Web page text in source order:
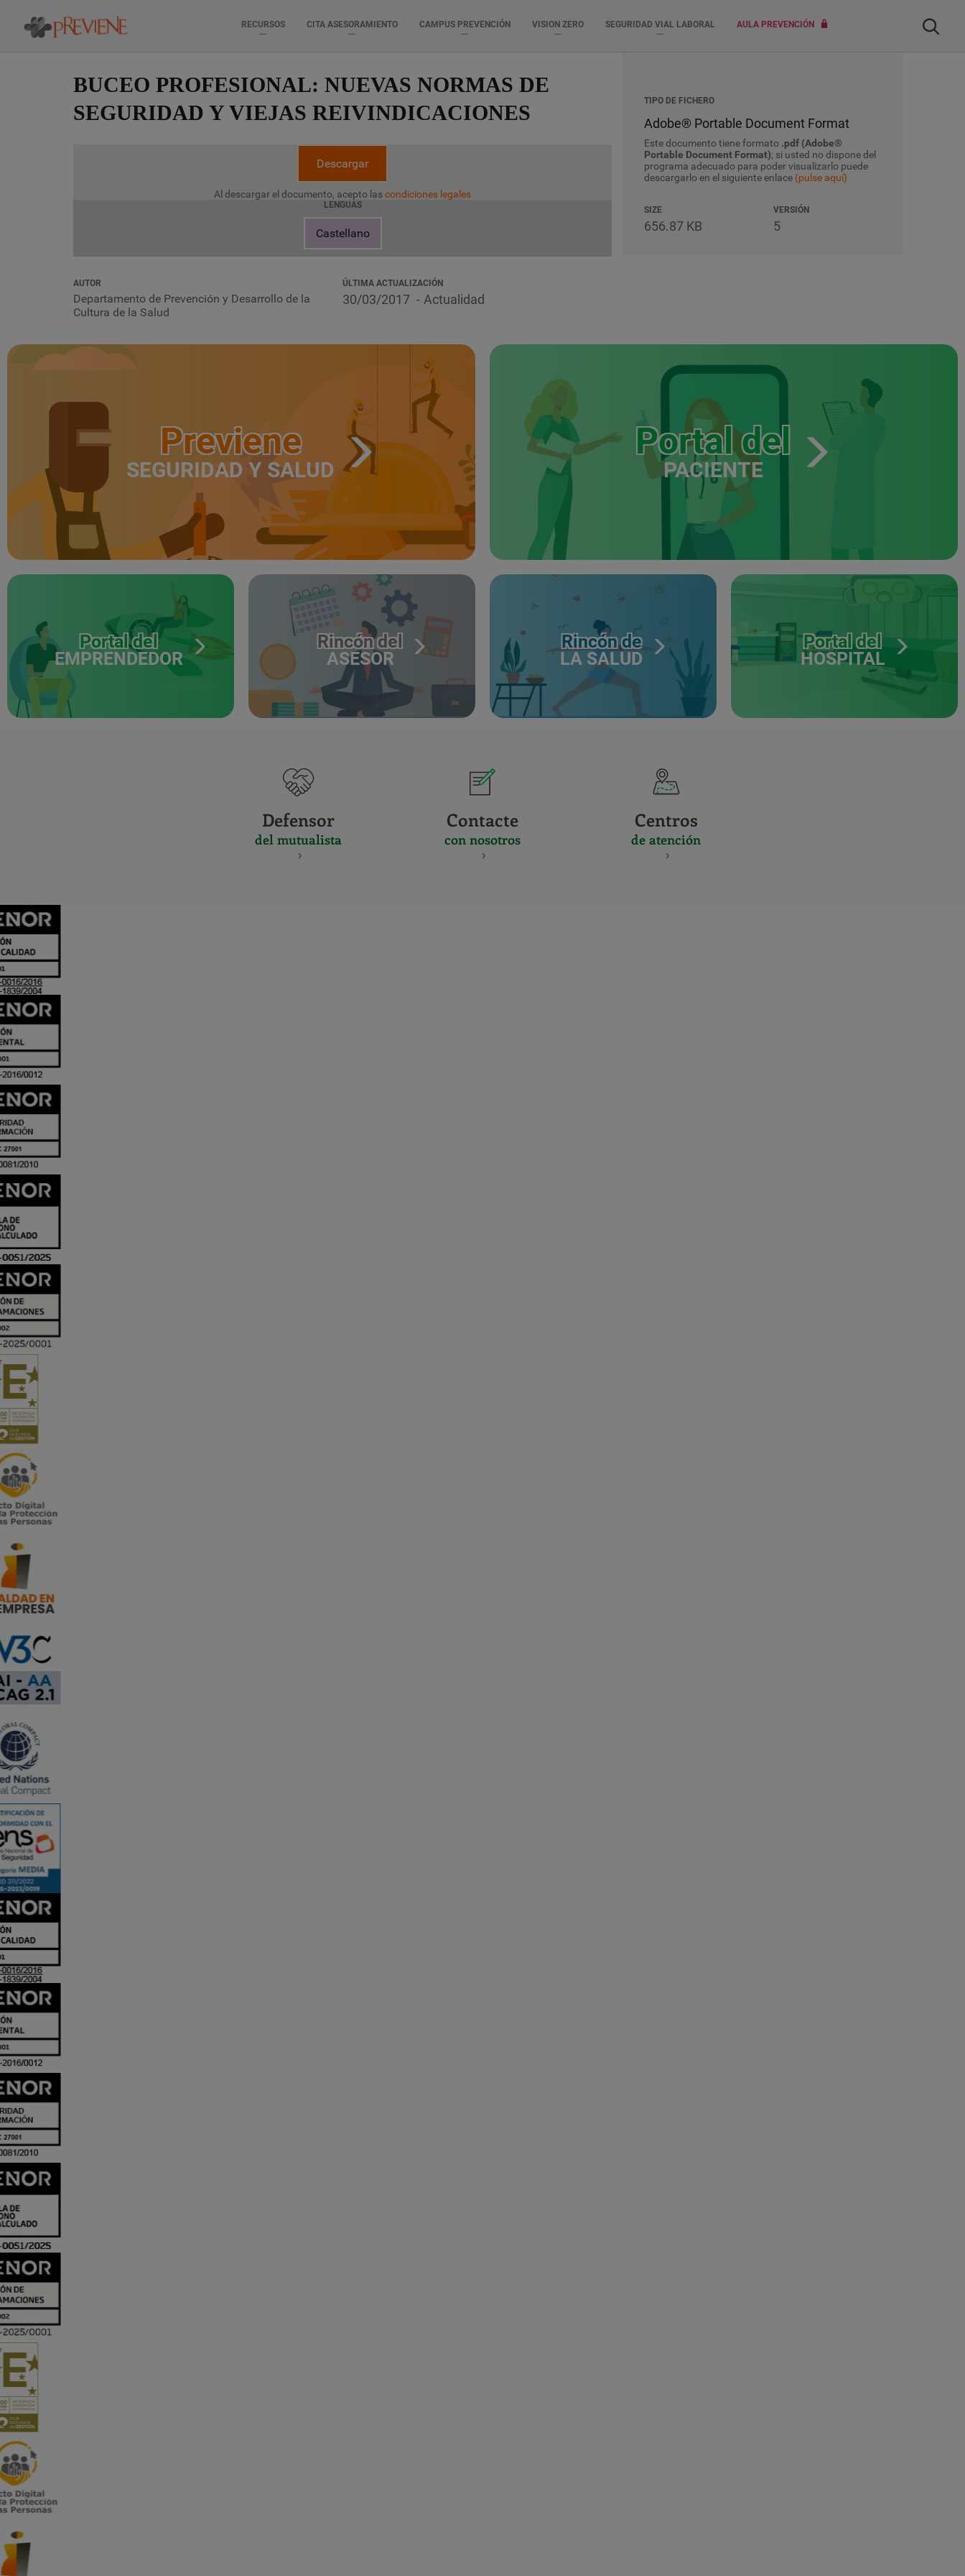
RECURSOS CITA ASESORAMIENTO CAMPUS PREVENCIÓN VISION ZERO SEGURIDAD VIAL LABORAL AULA PREVENCIÓN Buscar
BUCEO PROFESIONAL: NUEVAS NORMAS DE
SEGURIDAD Y VIEJAS REIVINDICACIONES
Descargar
Al descargar el documento, acepto lascondiciones legales
LENGUAS
Castellano
AUTOR
Departamento de Prevención y Desarrollo de la
Cultura de la Salud
ÚLTIMA ACTUALIZACIÓN
30/03/2017 Actualidad
TIPO DE FICHERO
Adobe® Portable Document Format
Este documento tiene formato .pdf (Adobe®
Portable Document Format); si usted no dispone del
programa adecuado para poder visualizarlo puede
descargarlo en el siguiente enlace (pulse aquí)
SIZE
656.87 KB
VERSIÓN
5
Previene
SEGURIDAD Y SALUD
Portal del
PACIENTE
Portal del
EMPRENDEDOR
Rincón del
ASESOR
Rincón de
LA SALUD
Portal del
HOSPITAL
Defensor
del mutualista
Contacte
con nosotros
Centros
de atención